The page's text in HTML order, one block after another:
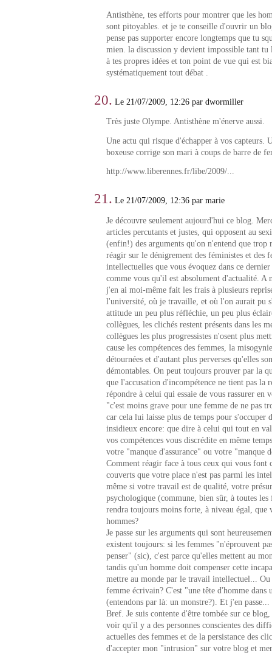
Antisthène, tes efforts pour montrer que les
sont pitoyables. et je te conseille d'ouvrir un
pense pas supporter encore longtemps que tu
mien. la discussion y devient impossible tant tu
à tes propres idées et ton point de vue qui est
systématiquement tout débat .
20. Le 21/07/2009, 12:26 par dwormiller
Très juste Olympe. Antisthène m'énerve aussi.
Une actu qui risque d'échapper à vos capteurs.
boxeuse corrige son mari à coups de barre de
http://www.liberennes.fr/libe/2009/...
21. Le 21/07/2009, 12:36 par marie
Je découvre seulement aujourd'hui ce blog.
articles percutants et justes, qui opposent au
(enfin!) des arguments qu'on n'entend que trop
réagir sur le dénigrement des féministes et des
intellectuelles que vous évoquez dans ce
comme vous qu'il est absolument d'actualité. A
j'en ai moi-même fait les frais à plusieurs
l'université, où je travaille, et où l'on aurait pu
attitude un peu plus réfléchie, un peu plus
collègues, les clichés restent présents dans les
collègues les plus progressistes n'osent plus
cause les compétences des femmes, la
détournées et d'autant plus perverses qu'elles
démontables. On peut toujours prouver par la
que l'accusation d'incompétence ne tient pas la
répondre à celui qui essaie de vous rassurer en
"c'est moins grave pour une femme de ne pas
car cela lui laisse plus de temps pour s'occuper
insidieux encore: que dire à celui qui tout en
vos compétences vous discrédite en même
votre "manque d'assurance" ou votre "manque
Comment réagir face à tous ceux qui vous font
couverts que votre place n'est pas parmi les
même si votre travail est de qualité, votre
psychologique (commune, bien sûr, à toutes les
rendra toujours moins forte, à niveau égal, que
hommes?
Je passe sur les arguments qui sont
existent toujours: si les femmes "n'éprouvent
penser" (sic), c'est parce qu'elles mettent au
tandis qu'un homme doit compenser cette
mettre au monde par le travail intellectuel... Ou
femme écrivain? C'est "une tête d'homme dans
(entendons par là: un monstre?). Et j'en passe...
Bref. Je suis contente d'être tombée sur ce
voir qu'il y a des personnes conscientes des
actuelles des femmes et de la persistance des
d'accepter mon "intrusion" sur votre blog et